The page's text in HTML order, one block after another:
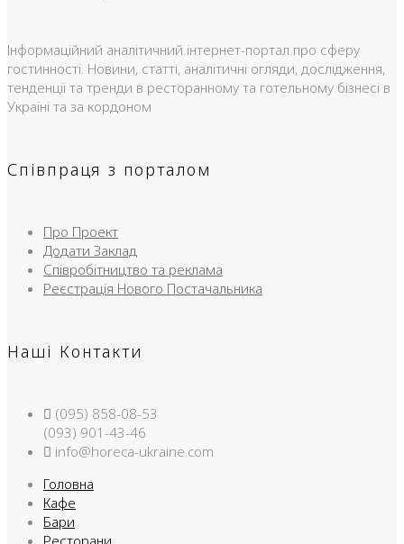
Інформаційний аналітичний інтернет-портал про сферу
гостинності. Новини, статті, аналітичні огляди, дослідження,
тенденції та тренди в ресторанному та готельному бізнесі в
Україні та за кордоном
Співпраця з порталом
Про Проект
Додати Заклад
Співробітництво та реклама
Реєстрація Нового Постачальника
Наші Контакти
(095) 858-08-53
(093) 901-43-46
info@horeca-ukraine.com
Головна
Кафе
Бари
Ресторани